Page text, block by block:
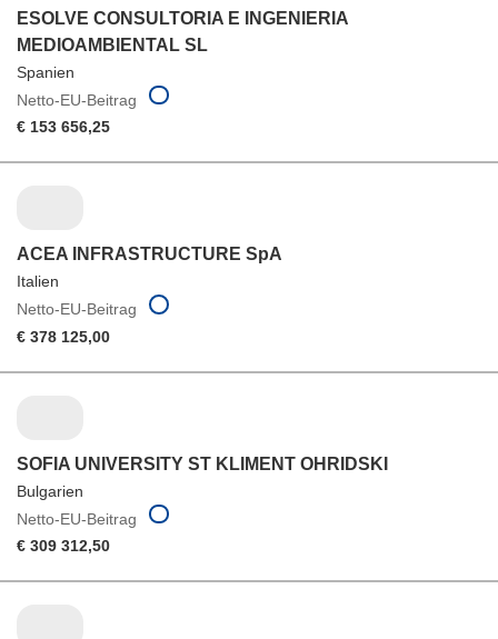
ESOLVE CONSULTORIA E INGENIERIA
MEDIOAMBIENTAL SL
Spanien
Netto-EU-Beitrag
€ 153 656,25
ACEA INFRASTRUCTURE SpA
Italien
Netto-EU-Beitrag
€ 378 125,00
SOFIA UNIVERSITY ST KLIMENT OHRIDSKI
Bulgarien
Netto-EU-Beitrag
€ 309 312,50